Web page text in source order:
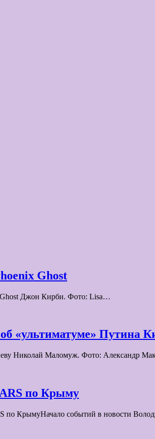
Ghost
Ghost Джон Кирби. Фото: Lisa…
«ультиматуме» Путина
Николай Маломуж. Фото: Александр
по Крыму
по КрымуНачало событий в новости